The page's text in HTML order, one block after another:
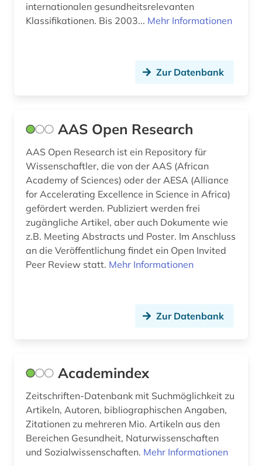
europa (2)
evidenzbasierte medizin (1)
fda (1)
food and drug administration (1)
forschung (3)
freie wohlfahrtspflege (1)
fürsorge (1)
geisteswissenschaften (4)
genom (1)
geowissenschaften (1)
geschichte &lt;1801-1819&gt; (1)
internationalen gesundheitsrelevanten
Klassifikationen. Bis 2003... Mehr Informationen
Zur Datenbank
AAS Open Research
AAS Open Research ist ein Repository für
Wissenschaftler, die von der AAS (African
Academy of Sciences) oder der AESA (Alliance
for Accelerating Excellence in Science in Africa)
gefördert werden. Publiziert werden frei
zugängliche Artikel, aber auch Dokumente wie
z.B. Meeting Abstracts und Poster. Im Anschluss
an die Veröffentlichung findet ein Open Invited
Peer Review statt. Mehr Informationen
Zur Datenbank
Academindex
Zeitschriften-Datenbank mit Suchmöglichkeit zu
Artikeln, Autoren, bibliographischen Angaben,
Zitationen zu mehreren Mio. Artikeln aus den
Bereichen Gesundheit, Naturwissenschaften
und Sozialwissenschaften. Mehr Informationen